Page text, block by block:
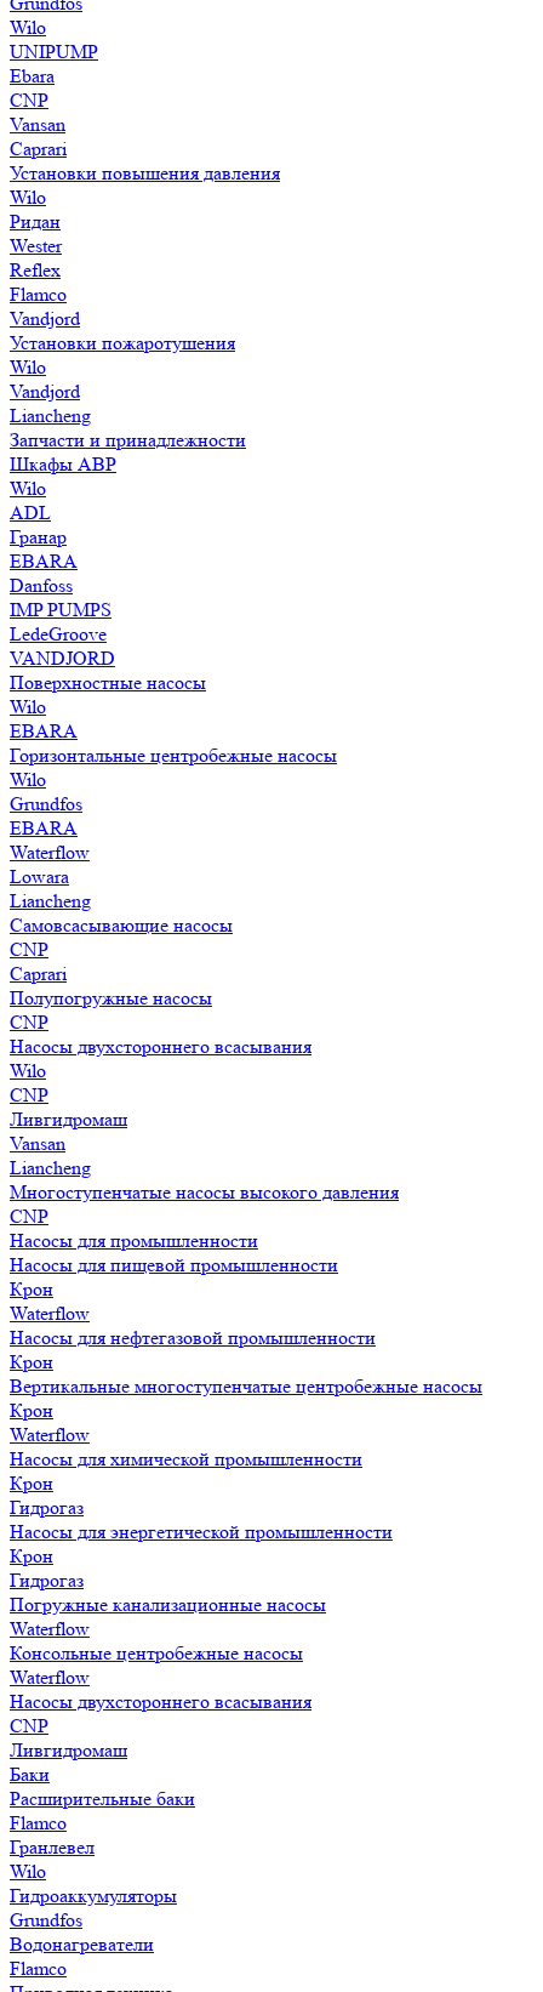
Wilo
UNIPUMP
Ebara
CNP
Vansan
Caprari
Установки повышения давления
Wilo
Ридан
Wester
Reflex
Flamco
Vandjord
Установки пожаротушения
Wilo
Vandjord
Liancheng
Запчасти и принадлежности
Шкафы АВР
Wilo
ADL
Гранар
EBARA
Danfoss
IMP PUMPS
LedeGroove
VANDJORD
Поверхностные насосы
Wilo
EBARA
Горизонтальные центробежные насосы
Wilo
Grundfos
EBARA
Waterflow
Lowara
Liancheng
Самовсасывающие насосы
CNP
Caprari
Полупогружные насосы
CNP
Насосы двухстороннего всасывания
Wilo
CNP
Ливгидромаш
Vansan
Liancheng
Многоступенчатые насосы высокого давления
CNP
Насосы для промышленности
Насосы для пищевой промышленности
Крон
Waterflow
Насосы для нефтегазовой промышленности
Крон
Вертикальные многоступенчатые центробежные насосы
Крон
Waterflow
Насосы для химической промышленности
Крон
Гидрогаз
Насосы для энергетической промышленности
Крон
Гидрогаз
Погружные канализационные насосы
Waterflow
Консольные центробежные насосы
Waterflow
Насосы двухстороннего всасывания
CNP
Ливгидромаш
Баки
Расширительные баки
Flamco
Гранлевел
Wilo
Гидроаккумуляторы
Grundfos
Водонагреватели
Flamco